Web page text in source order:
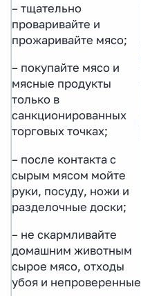
– тщательно
проваривайте и
прожаривайте мясо;
– покупайте мясо и
мясные продукты
только в
санкционированных
торговых точках;
– после контакта с
сырым мясом мойте
руки, посуду, ножи и
разделочные доски;
– не скармливайте
домашним животным
сырое мясо, отходы
убоя и непроверенные